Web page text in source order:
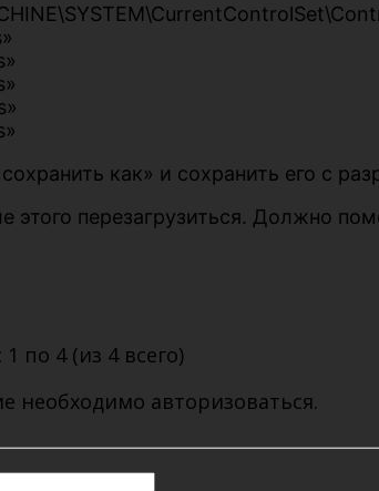
как» и сохранить его с
этого перезагрузиться. Должно
по 4 (из 4 всего)
необходимо авторизоваться.